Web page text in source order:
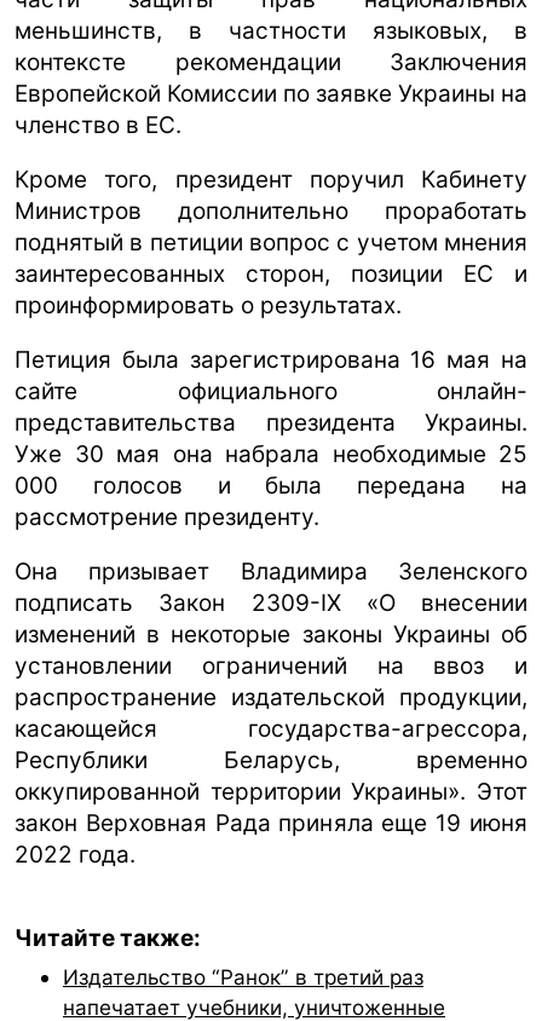
меньшинств, в частности языковых, в
контексте рекомендации Заключения
Европейской Комиссии по заявке Украины на
членство в ЕС.
Кроме того, президент поручил Кабинету
Министров дополнительно проработать
поднятый в петиции вопрос с учетом мнения
заинтересованных сторон, позиции ЕС и
проинформировать о результатах.
Петиция была зарегистрирована 16 мая на
сайте официального онлайн-
представительства президента Украины.
Уже 30 мая она набрала необходимые 25
000 голосов и была передана на
рассмотрение президенту.
Она призывает Владимира Зеленского
подписать Закон 2309-IX «О внесении
изменений в некоторые законы Украины об
установлении ограничений на ввоз и
распространение издательской продукции,
касающейся государства-агрессора,
Республики Беларусь, временно
оккупированной территории Украины». Этот
закон Верховная Рада приняла еще 19 июня
2022 года.
Читайте также:
Издательство “Ранок” в третий раз
напечатает учебники, уничтоженные